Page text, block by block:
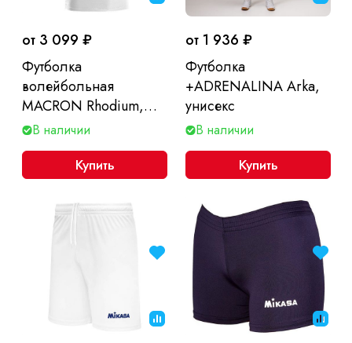
от 3 099 ₽
Футболка
волейбольная
MACRON Rhodium,
унисекс
В наличии
Купить
от 1 936 ₽
Футболка
+ADRENALINA Arka,
унисекс
В наличии
Купить